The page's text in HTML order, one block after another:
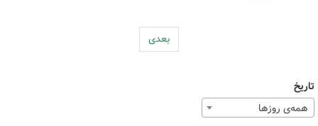
بعدی
تاریخ
همه‌ی روزها